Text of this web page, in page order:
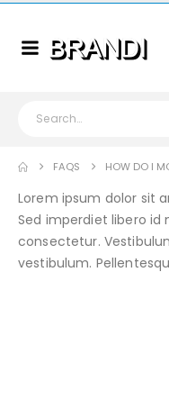
FAQS HOW DO I
Lorem ipsum dolor sit
Sed imperdiet libero id
consectetur.
vestibulum.